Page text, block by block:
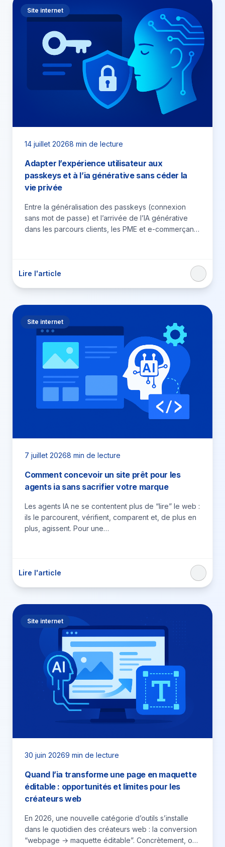
Site internet
14 juillet 20268 min de lecture
Adapter l’expérience utilisateur aux
passkeys et à l’ia générative sans céder la
vie privée
Entre la généralisation des passkeys (connexion
sans mot de passe) et l’arrivée de l’IA générative
dans les parcours clients, les PME et e-commerçants
Lire l'article
Site internet
7 juillet 20268 min de lecture
Comment concevoir un site prêt pour les
agents ia sans sacrifier votre marque
Les agents IA ne se contentent plus de “lire” le web :
ils le parcourent, vérifient, comparent et, de plus en
plus, agissent. Pour une…
Lire l'article
Site internet
30 juin 20269 min de lecture
Quand l’ia transforme une page en maquette
éditable : opportunités et limites pour les
créateurs web
En 2026, une nouvelle catégorie d’outils s’installe
dans le quotidien des créateurs web : la conversion
“webpage → maquette éditable”. Concrètement, on